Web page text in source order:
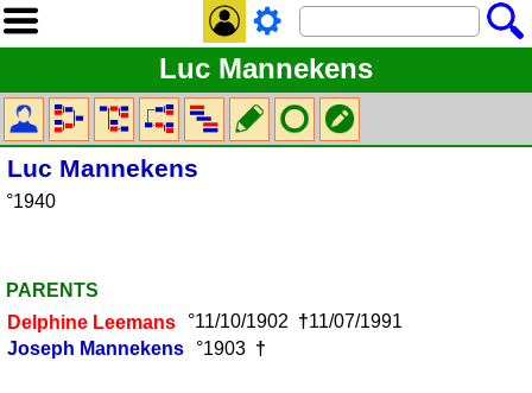
Luc Mannekens
Luc Mannekens
°1940
PARENTS
Delphine Leemans °11/10/1902 †11/07/1991
Joseph Mannekens °1903 †